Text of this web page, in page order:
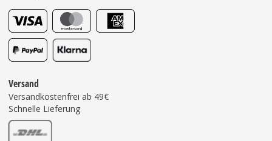
Versand
Versandkostenfrei ab 49€
Schnelle Lieferung